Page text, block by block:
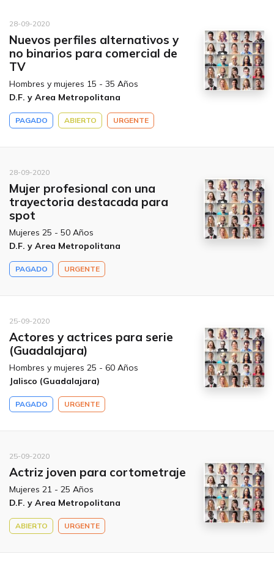
28-09-2020
Nuevos perfiles alternativos y
no binarios para comercial de
TV
Hombres y mujeres 15 - 35 Años
D.F. y Area Metropolitana
PAGADO ABIERTO URGENTE
28-09-2020
Mujer profesional con una
trayectoria destacada para
spot
Mujeres 25 - 50 Años
D.F. y Area Metropolitana
PAGADO URGENTE
25-09-2020
Actores y actrices para serie
(Guadalajara)
Hombres y mujeres 25 - 60 Años
Jalisco (Guadalajara)
PAGADO URGENTE
25-09-2020
Actriz joven para cortometraje
Mujeres 21 - 25 Años
D.F. y Area Metropolitana
ABIERTO URGENTE